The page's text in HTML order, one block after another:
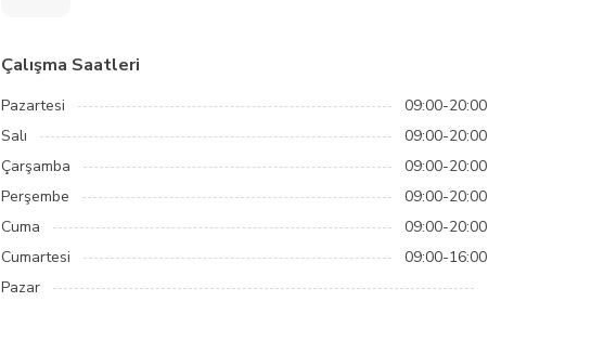
Çalışma Saatleri
Pazartesi
09:00-20:00
Salı
09:00-20:00
Çarşamba
09:00-20:00
Perşembe
09:00-20:00
Cuma
09:00-20:00
Cumartesi
09:00-16:00
Pazar